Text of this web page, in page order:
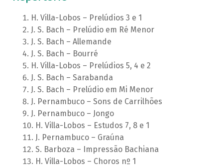
H. Villa-Lobos – Prelúdios 3 e 1
J. S. Bach – Prelúdio em Ré Menor
J. S. Bach – Allemande
J. S. Bach – Bourré
H. Villa-Lobos – Prelúdios 5, 4 e 2
J. S. Bach – Sarabanda
J. S. Bach – Prelúdio em Mi Menor
J. Pernambuco – Sons de Carrilhões
J. Pernambuco – Jongo
H. Villa-Lobos – Estudos 7, 8 e 1
J. Pernambuco – Graúna
S. Barboza – Impressão Bachiana
H. Villa-Lobos – Choros nº 1